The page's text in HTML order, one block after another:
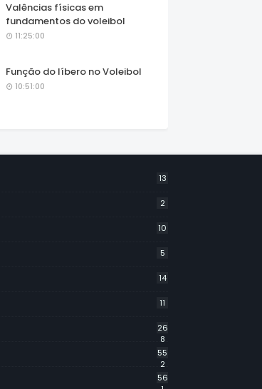
Valências físicas em
fundamentos do voleibol
11:25:00
Função do líbero no Voleibol
10:51:00
13
2
10
5
14
11
26
8
55
2
56